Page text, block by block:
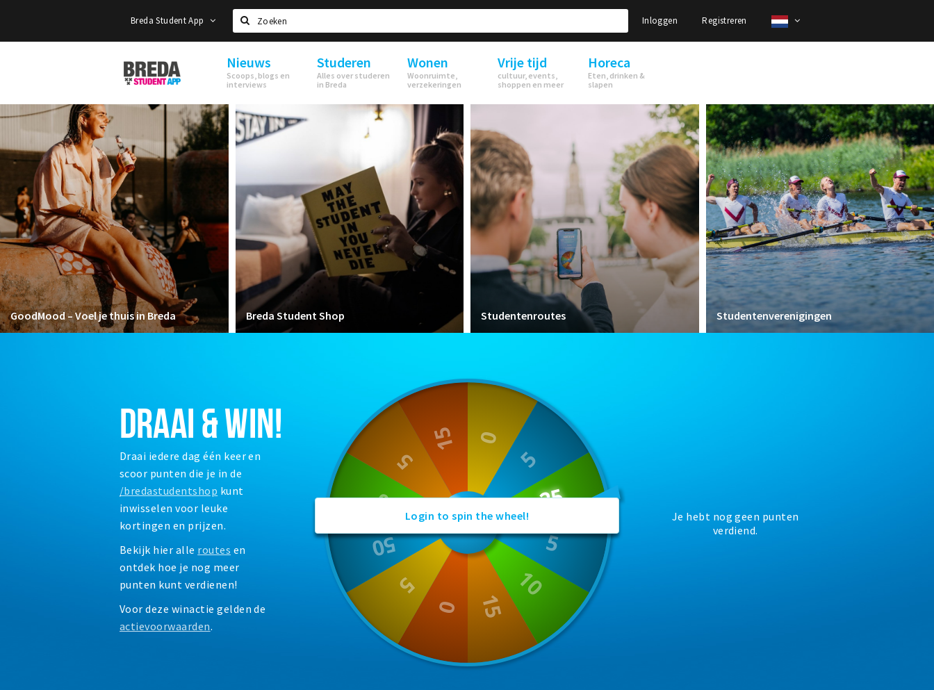
Breda Student App
Zoeken
Inloggen Registreren
Breda
Student
Nieuws
Scoops, blogs en
interviews
Studeren
Alles over studeren
in Breda
Wonen
Woonruimte,
verzekeringen
Vrije tijd
cultuur, events,
shoppen en meer
Horeca
Eten, drinken &
slapen
GoodMood – Voel je thuis in Breda Breda Student Shop Studentenroutes Studentenverenigingen
DRAAI & WIN!
Draai iedere dag één keer en
scoor punten die je in de
/bredastudentshop kunt
inwisselen voor leuke
kortingen en prijzen.
Bekijk hier alle routes en
ontdek hoe je nog meer
punten kunt verdienen!
Voor deze winactie gelden de
actievoorwaarden.
Login to spin the wheel!
Je hebt nog geen punten
verdiend.